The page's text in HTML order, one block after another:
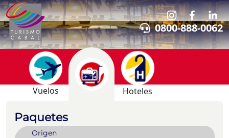
0800-888-0062
Vuelos Hoteles
Paquetes
Origen
/paquetes-personalizados?categoria=19-colombiapunta-